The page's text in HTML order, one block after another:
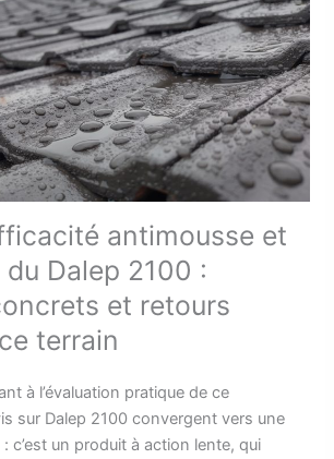
antimousse et
Dalep 2100 :
et retours
terrain
à l’évaluation pratique de ce
sur Dalep 2100 convergent vers une
c’est un produit à action lente, qui